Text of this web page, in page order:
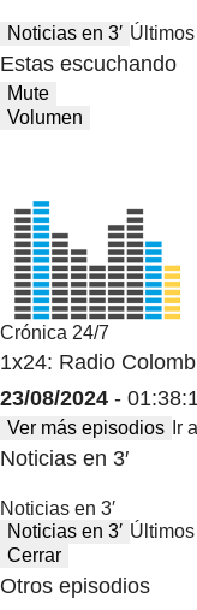
Noticias en 3′
Estas escuchando
Mute
Volumen
Crónica 24/7
1x24: Radio
23/08/2024 -
Ver más episodios Ir
Noticias en 3′
Noticias en 3′
Noticias en 3′
Cerrar
Otros episodios